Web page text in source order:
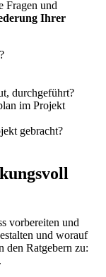
Fragen und
Ihrer
durchgeführt?
im Projekt
gebracht?
vorbereiten und
und worauf
den Ratgebern zu:
.